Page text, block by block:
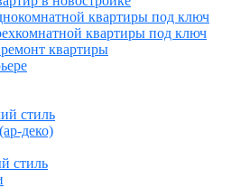
квартиры под ключ
квартиры под ключ
квартиры
стиль
деко)
стиль